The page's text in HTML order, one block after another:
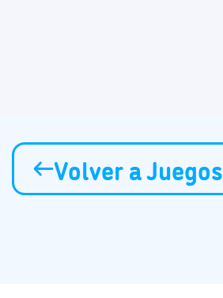
Volver a Juegos